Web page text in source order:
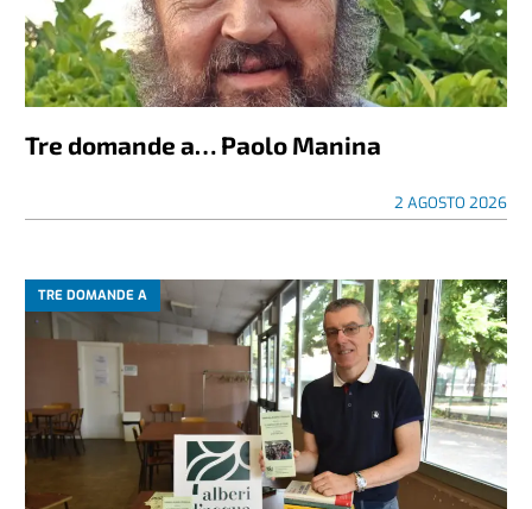
Tre domande a… Paolo Manina
2 AGOSTO 2026
TRE DOMANDE A